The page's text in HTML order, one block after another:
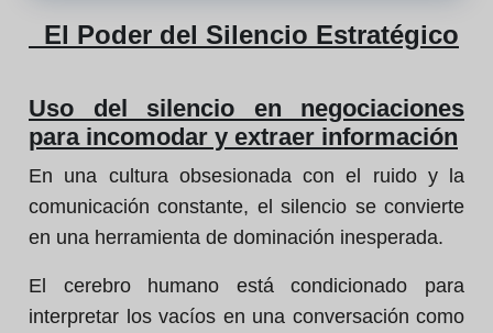
El Poder del Silencio Estratégico
Uso del silencio en negociaciones
para incomodar y extraer información
En una cultura obsesionada con el ruido y la
comunicación constante, el silencio se convierte
en una herramienta de dominación inesperada.
El cerebro humano está condicionado para
interpretar los vacíos en una conversación como